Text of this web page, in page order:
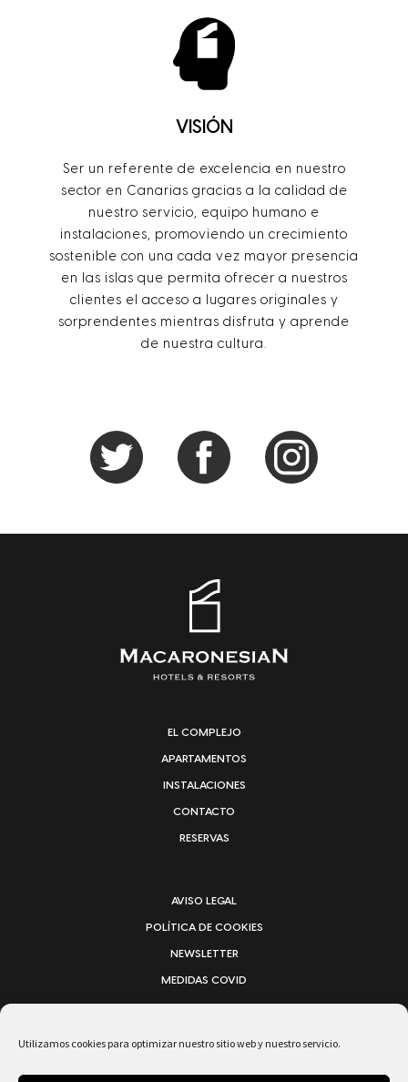
Utilizamos cookies para optimizar nuestro sitio web y nuestro servicio.
VISIÓN
Ser un referente de excelencia en nuestro
sector en Canarias gracias a la calidad de
nuestro servicio, equipo humano e
instalaciones, promoviendo un crecimiento
sostenible con una cada vez mayor presencia
en las islas que permita ofrecer a nuestros
clientes el acceso a lugares originales y
sorprendentes mientras disfruta y aprende
de nuestra cultura.
EL COMPLEJO
APARTAMENTOS
INSTALACIONES
CONTACTO
RESERVAS
AVISO LEGAL
POLÍTICA DE COOKIES
NEWSLETTER
MEDIDAS COVID
APARTAMENTOS LAS MOZAS